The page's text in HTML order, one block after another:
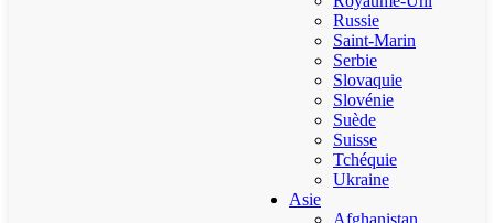
Russie
Saint-Marin
Serbie
Slovaquie
Slovénie
Suède
Suisse
Tchéquie
Ukraine
Asie
Afghanistan